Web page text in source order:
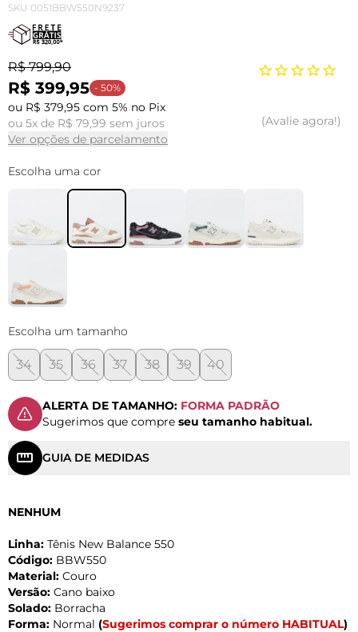
SKU 0051BBW550N9237
R$ 799,90
R$ 399,95 - 50%
ou R$ 379,95 com 5% no Pix
ou 5x de R$ 79,99 sem juros
Ver opções de parcelamento
Avalie agora!
Escolha uma cor
Escolha um tamanho
34 35 36 37 38 39 40
ALERTA DE TAMANHO: FORMA PADRÃO
Sugerimos que compre seu tamanho habitual.
GUIA DE MEDIDAS
NENHUM
Linha: Tênis New Balance 550
Código: BBW550
Material: Couro
Versão: Cano baixo
Solado: Borracha
Forma: Normal (Sugerimos comprar o número HABITUAL)